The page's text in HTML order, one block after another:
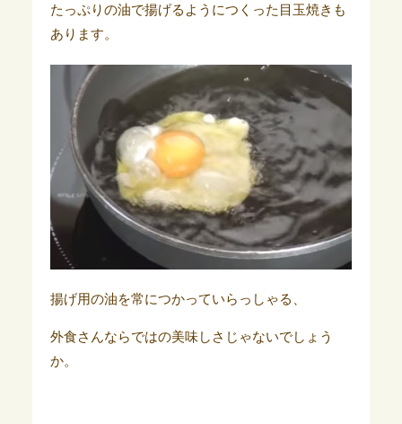
たっぷりの油で揚げるようにつくった目玉焼きも
あります。
揚げ用の油を常につかっていらっしゃる、
外食さんならではの美味しさじゃないでしょう
か。